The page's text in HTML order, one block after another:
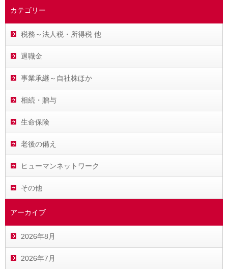
カテゴリー
税務～法人税・所得税 他
退職金
事業承継～自社株ほか
相続・贈与
生命保険
老後の備え
ヒューマンネットワーク
その他
アーカイブ
2026年8月
2026年7月